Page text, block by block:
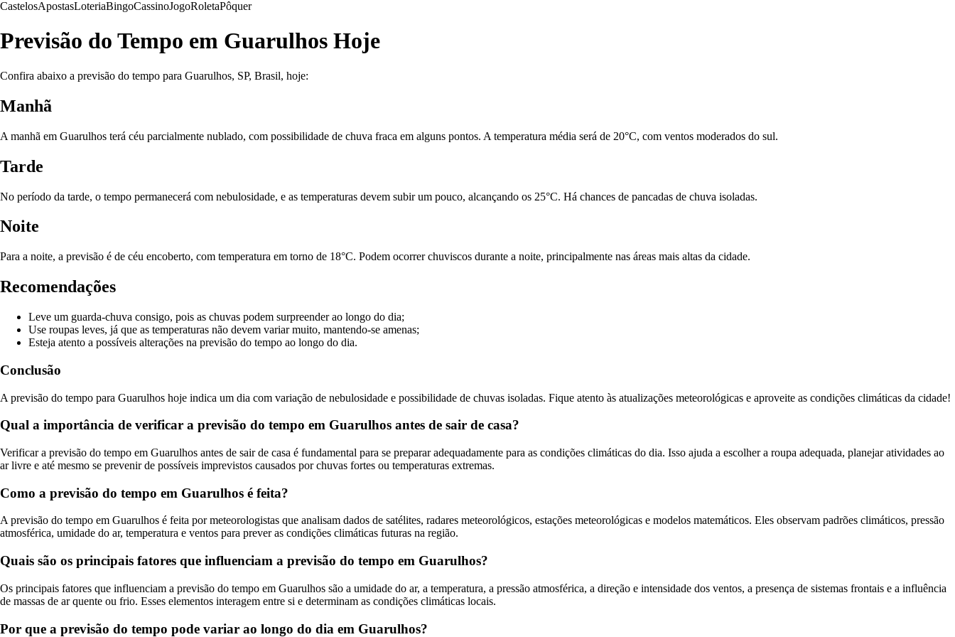
CastelosApostasLoteriaBingoCassinoJogoRoletaPôquer
Previsão do Tempo em Guarulhos Hoje
Confira abaixo a previsão do tempo para Guarulhos, SP, Brasil, hoje:
Manhã
A manhã em Guarulhos terá céu parcialmente nublado, com possibilidade de chuva fraca em alguns pontos. A temperatura média será de 20°C, com ventos moderados do sul.
Tarde
No período da tarde, o tempo permanecerá com nebulosidade, e as temperaturas devem subir um pouco, alcançando os 25°C. Há chances de pancadas de chuva isoladas.
Noite
Para a noite, a previsão é de céu encoberto, com temperatura em torno de 18°C. Podem ocorrer chuviscos durante a noite, principalmente nas áreas mais altas da cidade.
Recomendações
Leve um guarda-chuva consigo, pois as chuvas podem surpreender ao longo do dia;
Use roupas leves, já que as temperaturas não devem variar muito, mantendo-se amenas;
Esteja atento a possíveis alterações na previsão do tempo ao longo do dia.
Conclusão
A previsão do tempo para Guarulhos hoje indica um dia com variação de nebulosidade e possibilidade de chuvas isoladas. Fique atento às atualizações meteorológicas e aproveite as condições climáticas da cidade!
Qual a importância de verificar a previsão do tempo em Guarulhos antes de sair de casa?
Verificar a previsão do tempo em Guarulhos antes de sair de casa é fundamental para se preparar adequadamente para as condições climáticas do dia. Isso ajuda a escolher a roupa adequada, planejar atividades ao
ar livre e até mesmo se prevenir de possíveis imprevistos causados por chuvas fortes ou temperaturas extremas.
Como a previsão do tempo em Guarulhos é feita?
A previsão do tempo em Guarulhos é feita por meteorologistas que analisam dados de satélites, radares meteorológicos, estações meteorológicas e modelos matemáticos. Eles observam padrões climáticos, pressão
atmosférica, umidade do ar, temperatura e ventos para prever as condições climáticas futuras na região.
Quais são os principais fatores que influenciam a previsão do tempo em Guarulhos?
Os principais fatores que influenciam a previsão do tempo em Guarulhos são a umidade do ar, a temperatura, a pressão atmosférica, a direção e intensidade dos ventos, a presença de sistemas frontais e a influência
de massas de ar quente ou frio. Esses elementos interagem entre si e determinam as condições climáticas locais.
Por que a previsão do tempo pode variar ao longo do dia em Guarulhos?